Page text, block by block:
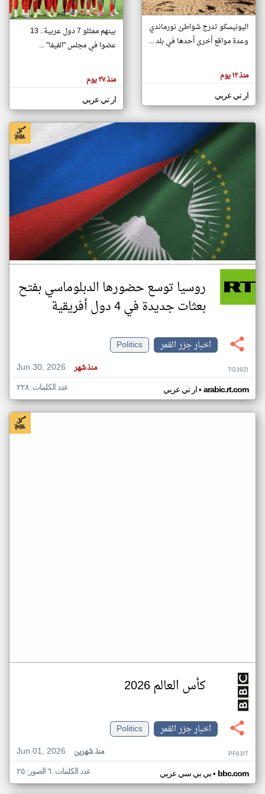
تغيير الدولة
اخبار جزر القمر على مدار الساعة
أهم اخبار جزر القمر العاجلة والمباشرة
هنا عن
وجهة
كاتبيها.
اليونيسكو تدرج شواطئ نورماندي
وعدة مواقع أخرى أحدها في بلد ...
منذ ١٢ يوم
ار تي عربي
بينهم ممثلو 7 دول عربية.. 13
عضوا في مجلس "الفيفا" ...
منذ ٢٧ يوم
ار تي عربي
روسيا توسع حضورها الدبلوماسي بفتح
بعثات جديدة في 4 دول أفريقية
اخبار جزر القمر
Politics
Jun 30, 2026
منذ شهر TG39ZI
ار تي عربي• arabic.rt.com عدد الكلمات: ٢٢٨
كأس العالم 2026
اخبار جزر القمر
Politics
Jun 01, 2026
منذ شهرين PF63IT
بي بي سي عربي• bbc.com عدد الكلمات: ٦ الصور: ٢٥
klyoum.com